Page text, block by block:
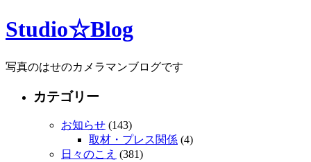
Studio☆Blog
写真のはせのカメラマンブログです
カテゴリー
お知らせ (143)
取材・プレス関係 (4)
日々のこえ (381)